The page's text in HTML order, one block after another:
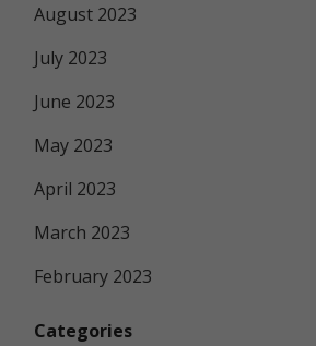
August 2023
July 2023
June 2023
May 2023
April 2023
March 2023
February 2023
Categories